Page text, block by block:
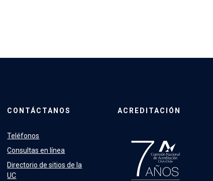
CONTÁCTANOS
Teléfonos
Consultas en línea
Directorio de sitios de la
UC
ACREDITACIÓN